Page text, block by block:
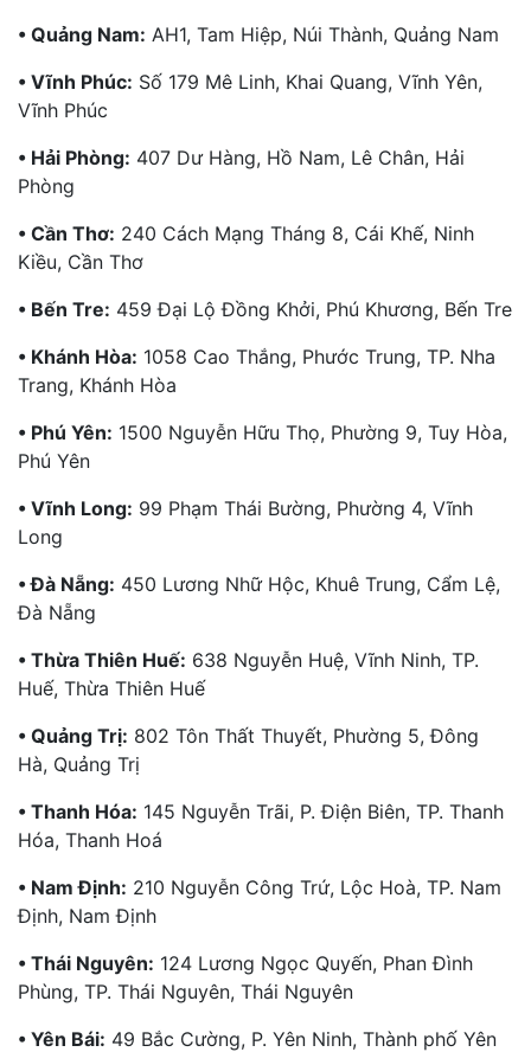
• Quảng Nam: AH1, Tam Hiệp, Núi Thành, Quảng Nam
• Vĩnh Phúc: Số 179 Mê Linh, Khai Quang, Vĩnh Yên,
Vĩnh Phúc
• Hải Phòng: 407 Dư Hàng, Hồ Nam, Lê Chân, Hải
Phòng
• Cần Thơ: 240 Cách Mạng Tháng 8, Cái Khế, Ninh
Kiều, Cần Thơ
• Bến Tre: 459 Đại Lộ Đồng Khởi, Phú Khương, Bến Tre
• Khánh Hòa: 1058 Cao Thắng, Phước Trung, TP. Nha
Trang, Khánh Hòa
• Phú Yên: 1500 Nguyễn Hữu Thọ, Phường 9, Tuy Hòa,
Phú Yên
• Vĩnh Long: 99 Phạm Thái Bường, Phường 4, Vĩnh
Long
• Đà Nẵng: 450 Lương Nhữ Hộc, Khuê Trung, Cẩm Lệ,
Đà Nẵng
• Thừa Thiên Huế: 638 Nguyễn Huệ, Vĩnh Ninh, TP.
Huế, Thừa Thiên Huế
• Quảng Trị: 802 Tôn Thất Thuyết, Phường 5, Đông
Hà, Quảng Trị
• Thanh Hóa: 145 Nguyễn Trãi, P. Điện Biên, TP. Thanh
Hóa, Thanh Hoá
• Nam Định: 210 Nguyễn Công Trứ, Lộc Hoà, TP. Nam
Định, Nam Định
• Thái Nguyên: 124 Lương Ngọc Quyến, Phan Đình
Phùng, TP. Thái Nguyên, Thái Nguyên
• Yên Bái: 49 Bắc Cường, P. Yên Ninh, Thành phố Yên